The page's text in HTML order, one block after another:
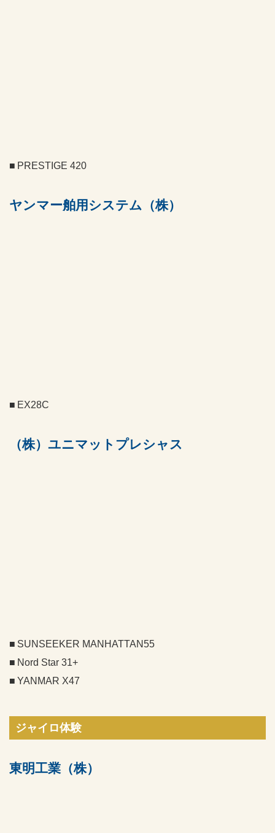
PRESTIGE 420
ヤンマー舶用システム（株）
EX28C
（株）ユニマットプレシャス
SUNSEEKER MANHATTAN55
Nord Star 31+
YANMAR X47
ジャイロ体験
東明工業（株）